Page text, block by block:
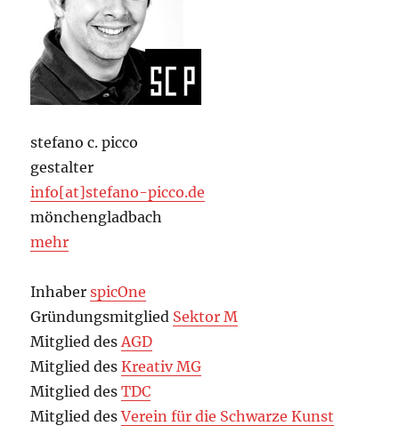
stefano c. picco
gestalter
info[at]stefano-picco.de
mönchengladbach
mehr
InhaberspicOne
Gründungsmitglied Sektor M
Mitglied desAGD
Mitglied desKreativ MG
Mitglied desTDC
Mitglied desVerein für die Schwarze Kunst